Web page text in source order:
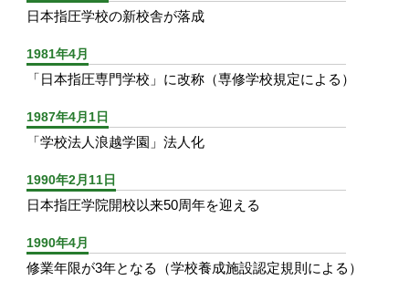
日本指圧学校の新校舎が落成
1981年4月
「日本指圧専門学校」に改称（専修学校規定による）
1987年4月1日
「学校法人浪越学園」法人化
1990年2月11日
日本指圧学院開校以来50周年を迎える
1990年4月
修業年限が3年となる（学校養成施設認定規則による）